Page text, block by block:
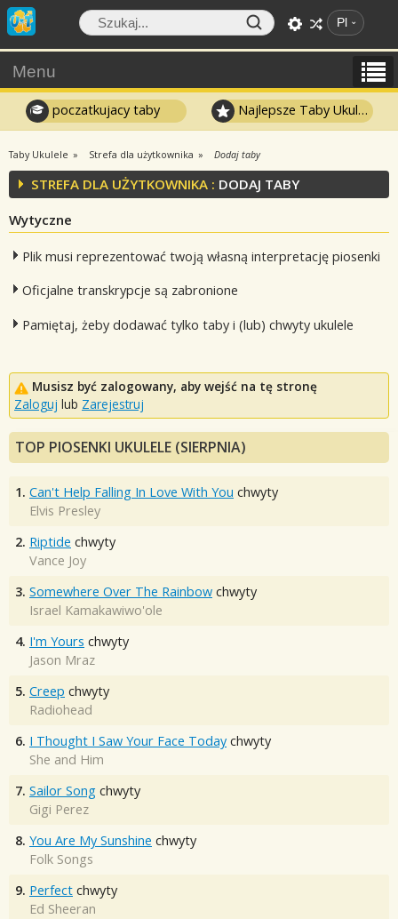
Pl
Menu
poczatkujacy taby Najlepsze Taby Ukulele
Taby Ukulele Strefa dla użytkownika Dodaj taby
STREFA DLA UŻYTKOWNIKA : DODAJ TABY
Wytyczne
Plik musi reprezentować twoją własną interpretację piosenki
Oficjalne transkrypcje są zabronione
Pamiętaj, żeby dodawać tylko taby i (lub) chwyty ukulele
Musisz być zalogowany, aby wejść na tę stronę
Zaloguj lub Zarejestruj
TOP PIOSENKI UKULELE (SIERPNIA)
1. Can't Help Falling In Love With You chwyty
Elvis Presley
2. Riptide chwyty
Vance Joy
3. Somewhere Over The Rainbow chwyty
Israel Kamakawiwo'ole
4. I'm Yours chwyty
Jason Mraz
5. Creep chwyty
Radiohead
6. I Thought I Saw Your Face Today chwyty
She and Him
7. Sailor Song chwyty
Gigi Perez
8. You Are My Sunshine chwyty
Folk Songs
9. Perfect chwyty
Ed Sheeran